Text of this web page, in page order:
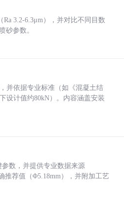
3.2-6.3μm），并对比不同目数
砂参数。
并依据专业标准（如《混凝土结
设计值约80kN）。内容涵盖安装
数，并提供专业数据来源
推荐值（Φ5.18mm），并附加工艺